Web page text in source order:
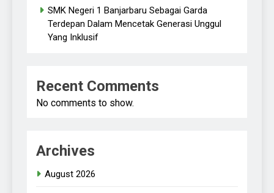
SMK Negeri 1 Banjarbaru Sebagai Garda
Terdepan Dalam Mencetak Generasi Unggul
Yang Inklusif
Recent Comments
No comments to show.
Archives
August 2026